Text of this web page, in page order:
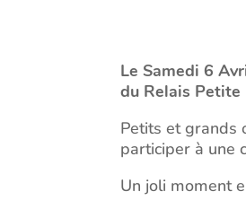
Le Samedi 6
du Relais Petite
Petits et grands
participer à une
Un joli moment